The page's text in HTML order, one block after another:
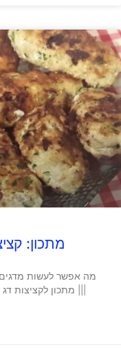
מתכון:
מה אפשר לעשות מדגים
||| מתכון לקציצות